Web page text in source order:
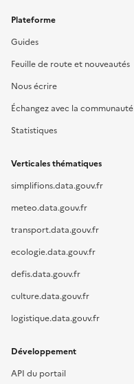
Plateforme
Guides
Feuille de route et nouveautés
Nous écrire
Échangez avec la communauté
Statistiques
Verticales thématiques
simplifions.data.gouv.fr
meteo.data.gouv.fr
transport.data.gouv.fr
ecologie.data.gouv.fr
defis.data.gouv.fr
culture.data.gouv.fr
logistique.data.gouv.fr
Développement
API du portail